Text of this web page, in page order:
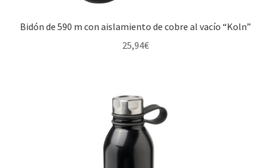
Bidón de 590 m con aislamiento de cobre al vacío “Koln”
25,94€